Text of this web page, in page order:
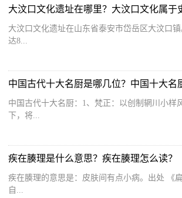
大汶口文化遗址在哪里？大汶口文化属于
大汶口文化遗址在山东省泰安市岱岳区大汶口
达8...
中国古代十大名厨是哪几位？中国十大名
中国古代十大名厨：1、梵正：以创制辋川小样
下，将...
疾在腠理是什么意思？疾在腠理怎么读？
疾在腠理的意思是：皮肤间有点小病。出处 《
自...